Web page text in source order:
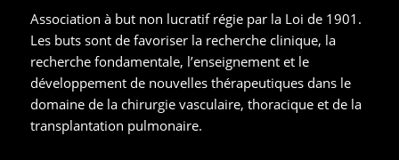
Association à but non lucratif régie par la Loi de 1901.
Les buts sont de favoriser la recherche clinique, la
recherche fondamentale, l’enseignement et le
développement de nouvelles thérapeutiques dans le
domaine de la chirurgie vasculaire, thoracique et de la
transplantation pulmonaire.